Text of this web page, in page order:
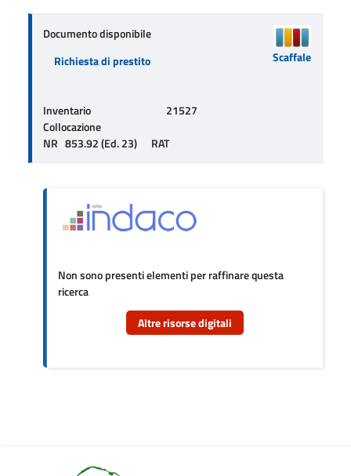
Documento disponibile
Richiesta di prestito
Inventario
21527
Collocazione
NR   853.92 (Ed. 23)      RAT
Scaffale
Non sono presenti elementi per raffinare questa
ricerca
Altre risorse digitali